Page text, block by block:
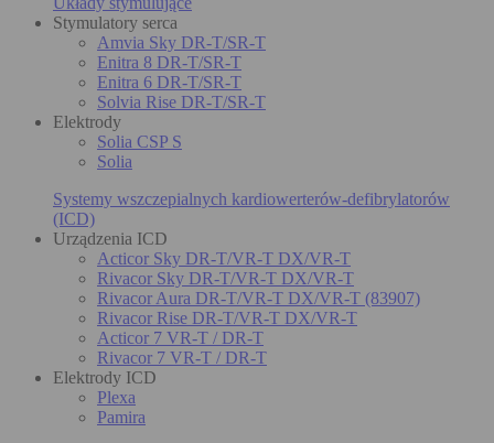
Stymulatory serca
Amvia Sky DR-T/SR-T
Enitra 8 DR-T/SR-T
Enitra 6 DR-T/SR-T
Solvia Rise DR-T/SR-T
Elektrody
Solia CSP S
Solia
Systemy wszczepialnych kardiowerterów-defibrylatorów
(ICD)
Urządzenia ICD
Acticor Sky DR-T/VR-T DX/VR-T
Rivacor Sky DR-T/VR-T DX/VR-T
Rivacor Aura DR-T/VR-T DX/VR-T (83907)
Rivacor Rise DR-T/VR-T DX/VR-T
Acticor 7 VR-T / DR-T
Rivacor 7 VR-T / DR-T
Elektrody ICD
Plexa
Pamira